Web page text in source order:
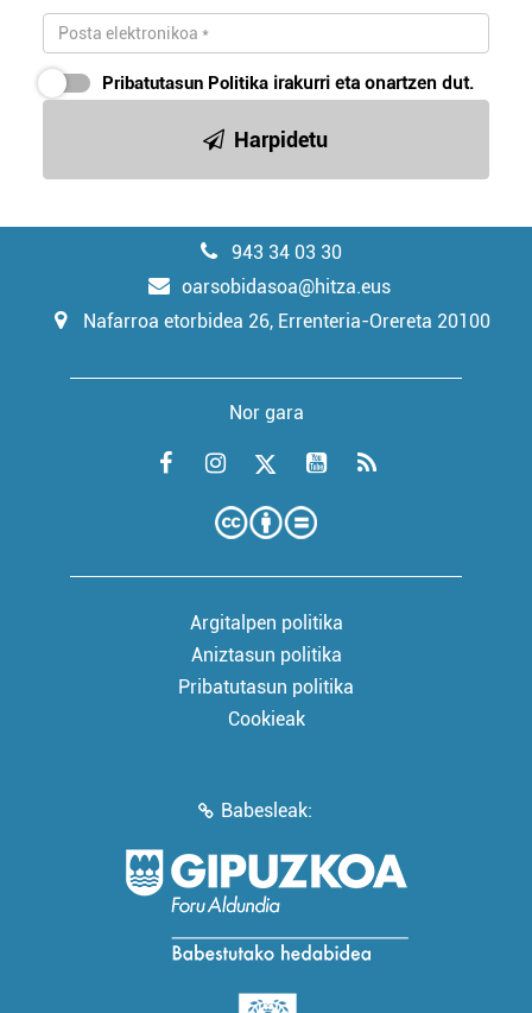
Pribatutasun Politika irakurri eta onartzen dut.
Harpidetu
943 34 03 30
oarsobidasoa@hitza.eus
Nafarroa etorbidea 26, Errenteria-Orereta 20100
Nor gara
Argitalpen politika
Aniztasun politika
Pribatutasun politika
Cookieak
Babesleak: